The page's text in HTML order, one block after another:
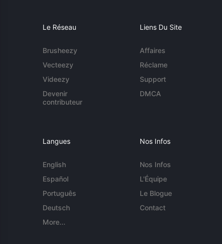
Le Réseau
Brusheezy
Vecteezy
Videezy
Devenir
contributeur
Liens Du Site
Affaires
Réclame
Support
DMCA
Langues
English
Español
Português
Deutsch
More...
Nos Infos
Nos Infos
L'Équipe
Le Blogue
Contact